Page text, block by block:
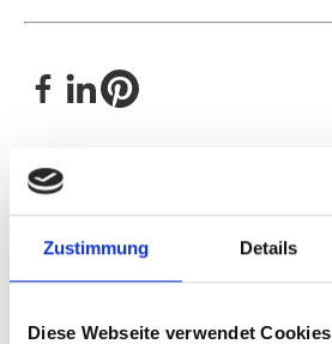
Zustimmung Details
Diese Webseite verwendet Cookies
Kontakt